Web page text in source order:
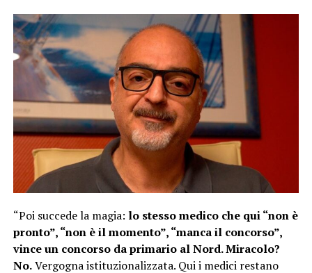
“Poi succede la magia: lo stesso medico che qui “non è
pronto”, “non è il momento”, “manca il concorso”,
vince un concorso da primario al Nord. Miracolo?
No.Vergogna istituzionalizzata. Qui i medici restano